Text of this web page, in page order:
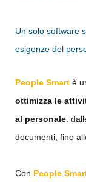
Un solo software
esigenze del
People Smart è
ottimizza le
al personale:
documenti, fino
Con People